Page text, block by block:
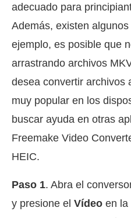
adecuado para
Además, existen
ejemplo, es posible que
arrastrando archivos
desea convertir archivos
muy popular en los
buscar ayuda en otras
Freemake Video
HEIC.
Paso 1. Abra el
y presione el Vídeo en la